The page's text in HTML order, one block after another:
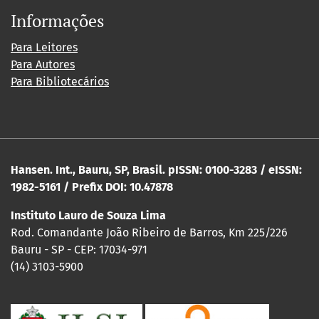
Informações
Para Leitores
Para Autores
Para Bibliotecários
Hansen. Int., Bauru, SP, Brasil. pISSN: 0100-3283 / eISSN:
1982-5161 / Prefix DOI: 10.47878
Instituto Lauro de Souza Lima
Rod. Comandante João Ribeiro de Barros, Km 225/226
Bauru - SP - CEP: 17034-971
(14) 3103-5900